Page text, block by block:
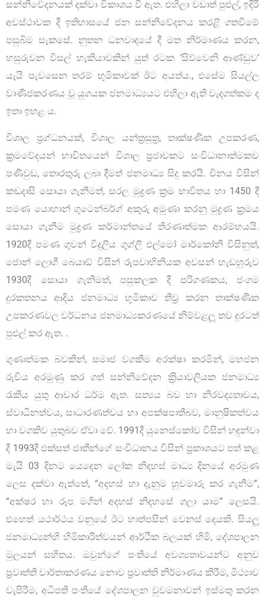
සන්නිවේදනයක් දක්වා විකාශය වී ඇත. එහිලා වඩාත් පුළුල්, ඉදිරි
අවස්ථාවක දී ඉතිහාසයේ ජන සන්නිවේදනය කරළි ගතවීමේ
පසුබිම සැකසේ. නුතන ධනවාදයේ දී මත නිර්මාණය කරන,
හසුරුවන විසල් හැකියාවකින් යුත් රටක ‘සිව්වෙනි ආණ්ඩුව’
යැයි පැවසෙන තරම් භුමිකාවක් ඊට අයත්ය., එසේම සියල්ල
වාණිජකරණය වූ යුගයක ජනමාධ්‍යයට එහිලා ඇති වැදගත්කම ද
ඉතා ඉහළ ය.
විශාල ප‍්‍රග්ධනයක්, විශාල යන්ත්‍රසුත්‍ර, තාක්ෂණික උපකරණ,
ක්‍රමවේදයන් භාවිතයෙන් විශාල ප‍්‍රජාවකට සංවිධානාත්මකව
පණිවුඩ, තොරතුරු ලබා දීමත් ජනමාධ්‍ය සිදු කරයි. චිනය විසින්
කඩදාසි සොයා ගැනීමත්, සරල මුද්‍රණ ක්‍රම භාවිතය හා 1450 දී
පමණ යොහාන් ගුටෙන්බර්ග් අකුරු අමුණා කරනු මුද්‍රණ ක්‍රමය
සොයා ගැනීම මුද්‍රණ කර්මාන්තයේ තිරණාත්මක ආරම්භයයි.
1920දී පමණ ගුවන් විදුලිය ගුග්ලි එල්මෝ මාර්කෝනි විසිනුත්,
ජොන් ලොගී බෙයාඞ් විසින් රුපවාහිනියක අවසන් හැඩහුරුව
1930දී සොයා ගැනිමත්, පසුකලක දී පරිගණකය, ජංගම
දුරකතනය ආදිය ජනමාධ්‍ය භූමිකාව තීව්‍ර කරන තාක්ෂණික
උපකරණවල වර්ධනය ජනමාධ්‍යකරණයේ නිම්වළලූ තව දුරටත්
පුළුල් කර ඇත. .
ගුණාත්මක බවකින්, සමාජ වගකීම අරක්ෂා කරමින්, මහජන
රුචිය අරමුණු කර ගත් සන්නිවේදන ක‍්‍රියාවලියක ජනමාධ්‍ය
රැකිය යුතු ආචාර ධර්ම ඇත. සත්‍යය බව හා නිරවද්‍යතාවය,
ස්වාධීනත්වය, සාධාරණත්වය හා අපක්ෂපාතීබව, මානුෂිකත්වය
හා වගකිව යුතුබව ඒවා වේ. 1991දී යුනෙස්කෝව විසින් හඳුන්වා
දී 1993දී එක්සත් ජාතීන්ගේ සංවිධානය විසින් ප‍්‍රකාශයට පත් කළ
මැයි 03 දිනට යෙදෙන ලෝක නිදහස් මාධ්‍ය දිනයේ අරමුණ
ලෙස දක්වා ඇත්තේ, “අදහස් හා දැනුම හුවමාරු කර ගැනීම”,
“අක්ෂර හා රූප මගින් අදහස් නිදහසේ ගලා යාම” ලෙසයි.
එහෙත් යථාර්ථය වනුයේ ඊට හාත්පසින් වෙනස් දෙයකි. සියලූ
ජනමාධ්‍යන්හි හිමිකාරිත්වයන් ආර්ථික බලයක් හිමි, දේශපාලන
මුලයන් සහිතය. ඔවුන්ගේ පංතියේ අවශ්‍යතාවයන්ට අනුව
ප‍්‍රවෘත්ති වාර්තාකරණය නොව ප‍්‍රවෘත්ති නිර්මාණය කිරීම, මිථ්‍යාව
වැපිරීම, අධිපති පංතියේ දේශපාලන වුවමනාවන් ඉස්මතු කරන